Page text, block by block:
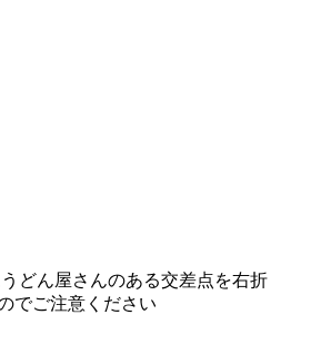
どん屋さんのある交差点を右折
でご注意ください